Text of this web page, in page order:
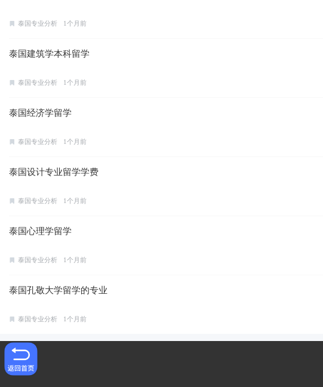
泰国专业分析 1个月前
泰国建筑学本科留学
泰国专业分析 1个月前
泰国经济学留学
泰国专业分析 1个月前
泰国设计专业留学学费
泰国专业分析 1个月前
泰国心理学留学
泰国专业分析 1个月前
泰国孔敬大学留学的专业
泰国专业分析 1个月前